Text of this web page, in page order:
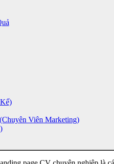
Viên Marketing)